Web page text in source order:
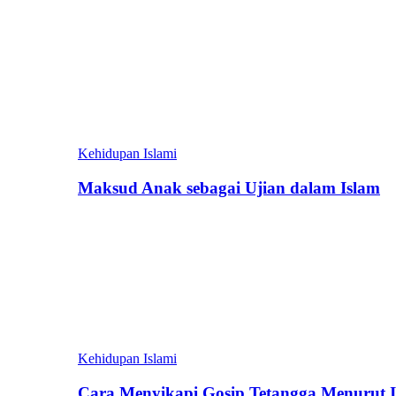
Kehidupan Islami
Maksud Anak sebagai Ujian dalam Islam
Kehidupan Islami